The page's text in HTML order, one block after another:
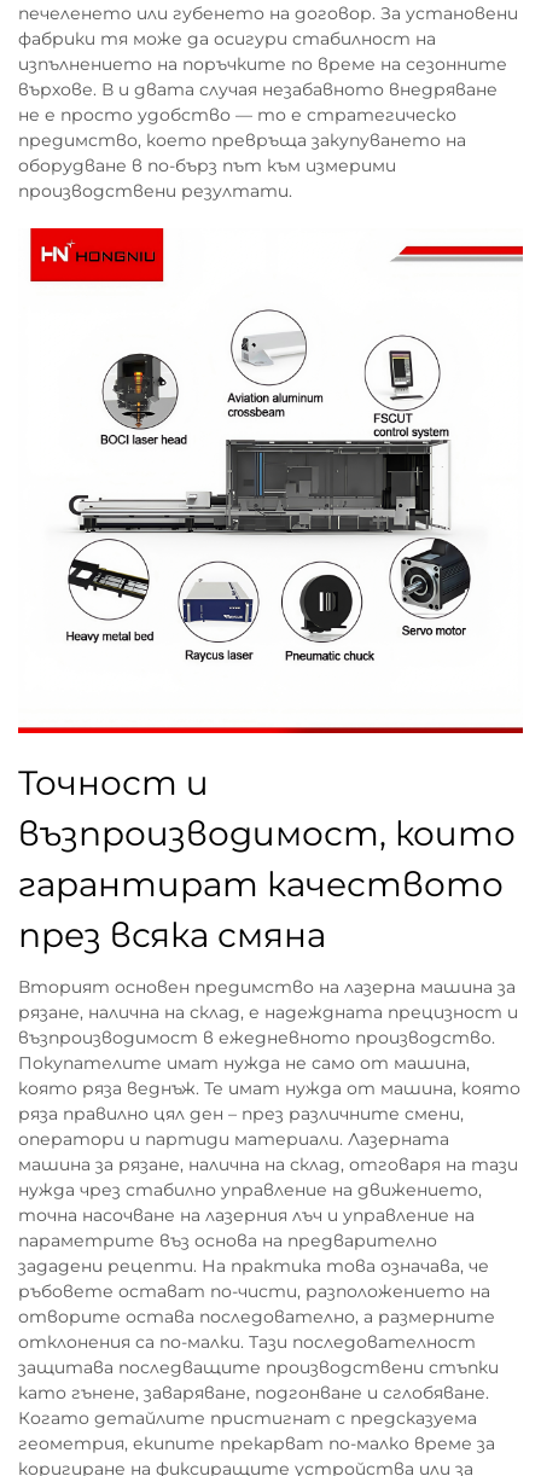
печеленето или губенето на договор. За установени
фабрики тя може да осигури стабилност на
изпълнението на поръчките по време на сезонните
върхове. В и двата случая незабавното внедряване
не е просто удобство — то е стратегическо
предимство, което превръща закупуването на
оборудване в по-бърз път към измерими
производствени резултати.
Точност и
възпроизводимост, които
гарантират качеството
през всяка смяна
Вторият основен предимство на лазерна машина за
рязане, налична на склад, е надеждната прецизност и
възпроизводимост в ежедневното производство.
Покупателите имат нужда не само от машина,
която ряза веднъж. Те имат нужда от машина, която
ряза правилно цял ден – през различните смени,
оператори и партиди материали. Лазерната
машина за рязане, налична на склад, отговаря на тази
нужда чрез стабилно управление на движението,
точна насочване на лазерния лъч и управление на
параметрите въз основа на предварително
зададени рецепти. На практика това означава, че
ръбовете остават по-чисти, разположението на
отворите остава последователно, а размерните
отклонения са по-малки. Тази последователност
защитава последващите производствени стъпки
като гънене, заваряване, подгонване и сглобяване.
Когато детайлите пристигнат с предсказуема
геометрия, екипите прекарват по-малко време за
коригиране на фиксиращите устройства или за